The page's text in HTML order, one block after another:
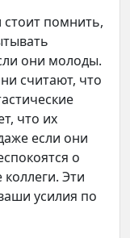
помнить,
они молоды.
считают, что
что их
если они
о
Эти
усилия по